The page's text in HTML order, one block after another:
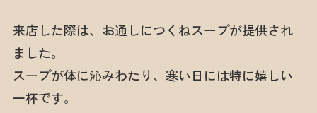
来店した際は、お通しにつくねスープが提供され
ました。
スープが体に沁みわたり、寒い日には特に嬉しい
一杯です。